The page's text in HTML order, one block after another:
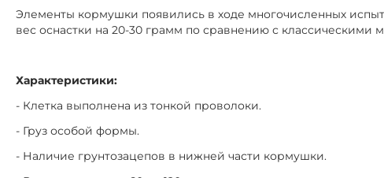
Элементы кормушки появились в ходе многочисленных
вес оснастки на 20-30 грамм по сравнению с классическими
Характеристики:
- Клетка выполнена из тонкой проволоки.
- Груз особой формы.
- Наличие грунтозацепов в нижней части кормушки.